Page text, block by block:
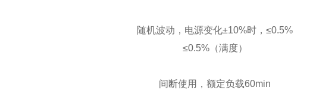
随机波动，电源变化±10%时，≤0.5%
≤0.5%（满度）
间断使用，额定负载60min